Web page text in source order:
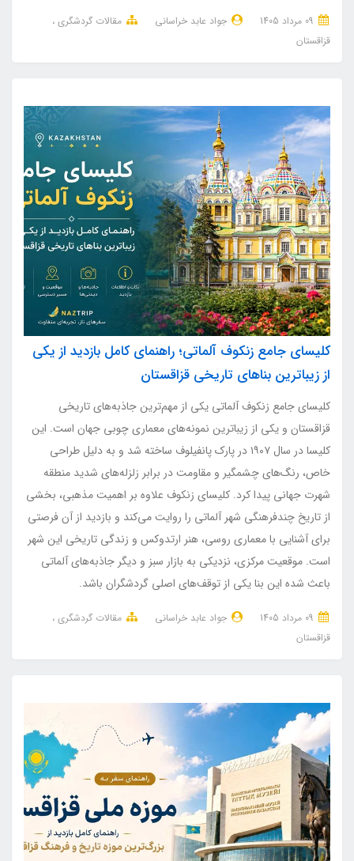
جواد عابد خراسانی
مقالات گردشگری
قزاقستان
کلیسای جامع زنکوف آلماتی؛ راهنمای کامل بازدید از یکی
از زیباترین بناهای تاریخی قزاقستان
کلیسای جامع زنکوف آلماتی یکی از مهم‌ترین جاذبه‌های تاریخی
قزاقستان و یکی از زیباترین نمونه‌های معماری چوبی جهان است. این
کلیسا در سال ۱۹۰۷ در پارک پانفیلوف ساخته شد و به دلیل طراحی
خاص، رنگ‌های چشمگیر و مقاومت در برابر زلزله‌های شدید منطقه
شهرت جهانی پیدا کرد. کلیسای زنکوف علاوه بر اهمیت مذهبی، بخشی
از تاریخ چندفرهنگی شهر آلماتی را روایت می‌کند و بازدید از آن فرصتی
برای آشنایی با معماری روسی، هنر ارتدوکس و زندگی تاریخی این شهر
است. موقعیت مرکزی، نزدیکی به بازار سبز و دیگر جاذبه‌های آلماتی
باعث شده این بنا یکی از توقف‌های اصلی گردشگران باشد.
جواد عابد خراسانی
مقالات گردشگری
قزاقستان